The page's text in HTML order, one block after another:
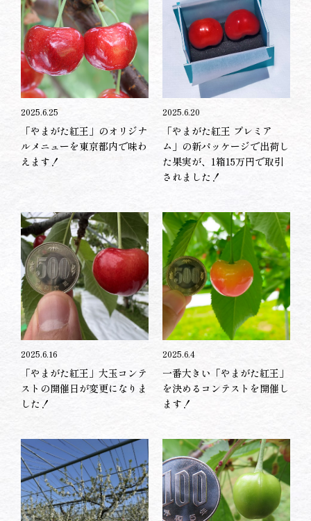
2025.6.25
「やまがた紅王」のオリジナ
ルメニューを東京都内で味わ
えます！
2025.6.20
「やまがた紅王 プレミア
ム」の新パッケージで出荷し
た果実が、1箱15万円で取引
されました！
2025.6.16
「やまがた紅王」大玉コンテ
ストの開催日が変更になりま
した！
2025.6.4
一番大きい「やまがた紅王」
を決めるコンテストを開催し
ます！